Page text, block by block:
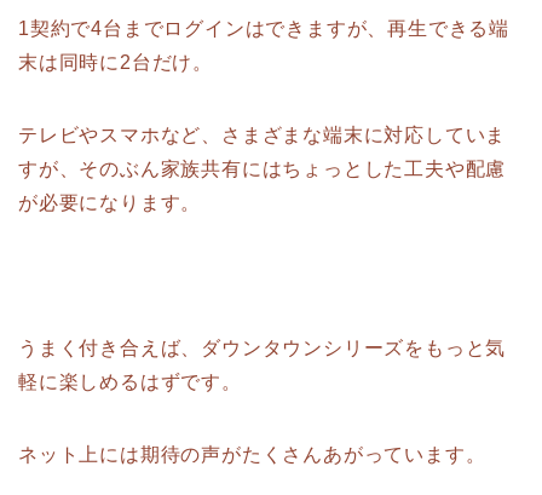
1契約で4台までログインはできますが、再生できる端
末は同時に2台だけ。
テレビやスマホなど、さまざまな端末に対応していま
すが、そのぶん家族共有にはちょっとした工夫や配慮
が必要になります。
うまく付き合えば、ダウンタウンシリーズをもっと気
軽に楽しめるはずです。
ネット上には期待の声がたくさんあがっています。